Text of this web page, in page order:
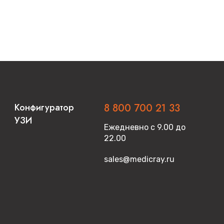
Конфигуратор
УЗИ
8 800 700 21 33
Ежедневно с 9.00 до
22.00
sales@medicray.ru